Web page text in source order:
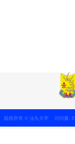
版权所有 © 汕头大学 访问量: